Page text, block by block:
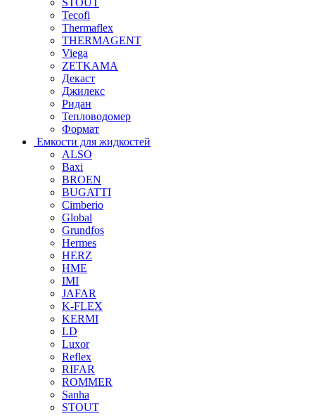
Tecofi
Thermaflex
THERMAGENT
Viega
ZETKAMA
Декаст
Джилекс
Ридан
Тепловодомер
Формат
Емкости для жидкостей
ALSO
Baxi
BROEN
BUGATTI
Cimberio
Global
Grundfos
Hermes
HERZ
HME
IMI
JAFAR
K-FLEX
KERMI
LD
Luxor
Reflex
RIFAR
ROMMER
Sanha
STOUT